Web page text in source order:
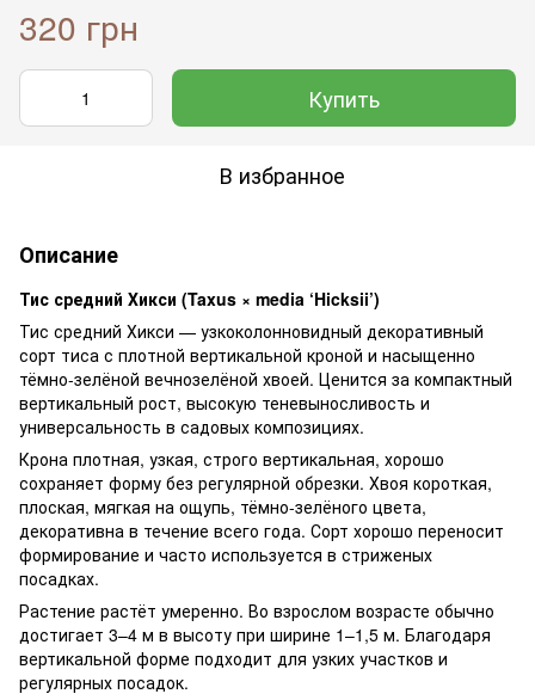
320 грн
Купить
В избранное
Описание
Тис средний Хикси (Taxus × media ‘Hicksii’)
Тис средний Хикси — узкоколонновидный декоративный
сорт тиса с плотной вертикальной кроной и насыщенно
тёмно-зелёной вечнозелёной хвоей. Ценится за компактный
вертикальный рост, высокую теневыносливость и
универсальность в садовых композициях.
Крона плотная, узкая, строго вертикальная, хорошо
сохраняет форму без регулярной обрезки. Хвоя короткая,
плоская, мягкая на ощупь, тёмно-зелёного цвета,
декоративна в течение всего года. Сорт хорошо переносит
формирование и часто используется в стриженых
посадках.
Растение растёт умеренно. Во взрослом возрасте обычно
достигает 3–4 м в высоту при ширине 1–1,5 м. Благодаря
вертикальной форме подходит для узких участков и
регулярных посадок.